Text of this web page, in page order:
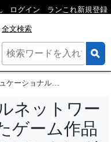
ログイン ランこれ新規登録
全文検索
トワークで一番面白かったゲーム作品を決める人気投票＆ランキング
ネットワー
ゲーム作品